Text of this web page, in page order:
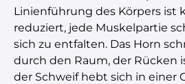
Linienführung des Körpers ist
reduziert, jede Muskelpartie
sich zu entfalten. Das Horn
durch den Raum, der Rücken
der Schweif hebt sich in einer